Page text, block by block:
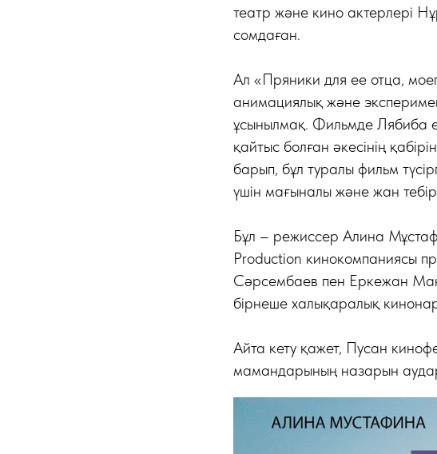
театр және кино актерлері
сомдаған.
Ал «Пряники для ее отца,
анимациялық және
ұсынылмақ. Фильмде Лябиба
қайтыс болған әкесінің
барып, бұл туралы фильм
үшін мағыналы және жан
Бұл – режиссер Алина
Production кинокомпаниясы
Сәрсембаев пен Еркежан
бірнеше халықаралық
Айта кету қажет, Пусан
мамандарының назарын